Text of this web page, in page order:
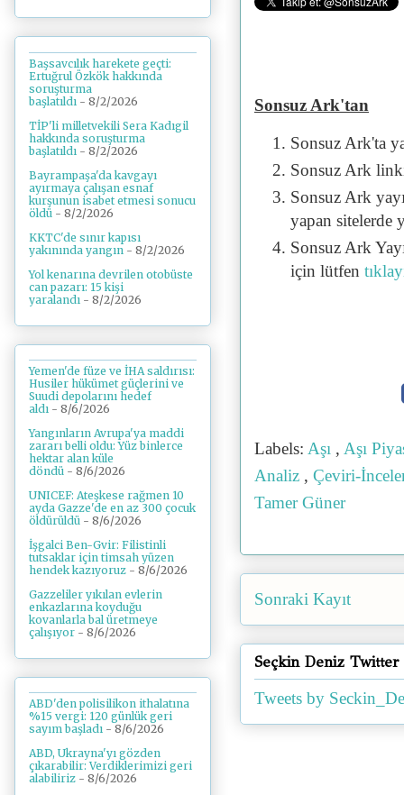
Sonsuz Ark'tan
Sonsuz Ark'ta
Sonsuz Ark
Sonsuz Ark
yapan sitelerde
Sonsuz Ark
için lütfen
Labels: Aşı , Aşı
Analiz , Çeviri-
Tamer Güner
Sonraki Kayıt
Seçkin Deniz Twitter
Tweets by
Başsavcılık harekete geçti:
Ertuğrul Özkök hakkında
soruşturma
başlatıldı - 8/2/2026
TİP'li milletvekili Sera Kadıgil
hakkında soruşturma
başlatıldı - 8/2/2026
Bayrampaşa'da kavgayı
ayırmaya çalışan esnaf
kurşunun isabet etmesi sonucu
öldü - 8/2/2026
KKTC'de sınır kapısı
yakınında yangın - 8/2/2026
Yol kenarına devrilen otobüste
can pazarı: 15 kişi
yaralandı - 8/2/2026
Yemen'de füze ve İHA saldırısı:
Husiler hükümet güçlerini ve
Suudi depolarını hedef
aldı - 8/6/2026
Yangınların Avrupa'ya maddi
zararı belli oldu: Yüz binlerce
hektar alan küle
döndü - 8/6/2026
UNICEF: Ateşkese rağmen 10
ayda Gazze'de en az 300 çocuk
öldürüldü - 8/6/2026
İşgalci Ben-Gvir: Filistinli
tutsaklar için timsah yüzen
hendek kazıyoruz - 8/6/2026
Gazzeliler yıkılan evlerin
enkazlarına koyduğu
kovanlarla bal üretmeye
çalışıyor - 8/6/2026
ABD'den polisilikon ithalatına
%15 vergi: 120 günlük geri
sayım başladı - 8/6/2026
ABD, Ukrayna'yı gözden
çıkarabilir: Verdiklerimizi geri
alabiliriz - 8/6/2026